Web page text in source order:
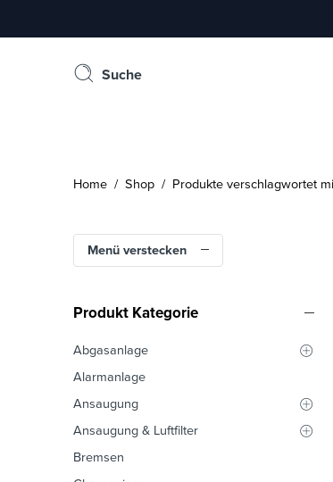
Suche
Home / Shop / Produkte verschlagwortet
Menü verstecken
Produkt Kategorie
Abgasanlage
Alarmanlage
Ansaugung
Ansaugung & Luftfilter
Bremsen